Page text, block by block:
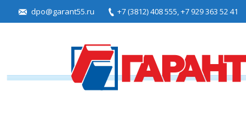
dpo@garant55.ru +7 (3812) 408 555, +7 929 363 52 41